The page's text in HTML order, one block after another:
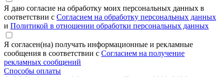
Я даю согласие на обработку моих персональных данных в
соответствии с Согласием на обработку персональных данных
и Политикой в отношении обработки персональных данных
Я согласен(на) получать информационные и рекламные
сообщения в соответствии с Согласием на получение
рекламных сообщений
Способы оплаты